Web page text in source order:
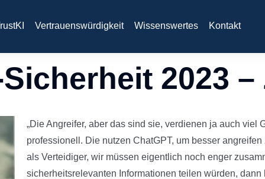
Vertrauenswürdigkeit Wissenswertes Kontakt
2023
„Die Angreifer, aber das sind sie, verdienen ja auch viel
professionell. Die nutzen ChatGPT, um besser
als Verteidiger, wir müssen eigentlich noch enger
sicherheitsrelevanten Informationen teilen würden,